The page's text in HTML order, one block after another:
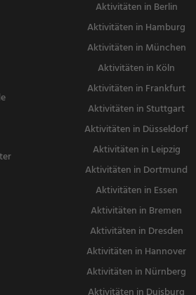
Aktivitäten in Berlin
Aktivitäten in Hamburg
Aktivitäten in München
Aktivitäten in Köln
Aktivitäten in Frankfurt
Aktivitäten in Stuttgart
Aktivitäten in Düsseldorf
Aktivitäten in Leipzig
Aktivitäten in Dortmund
Aktivitäten in Essen
Aktivitäten in Bremen
Aktivitäten in Dresden
Aktivitäten in Hannover
Aktivitäten in Nürnberg